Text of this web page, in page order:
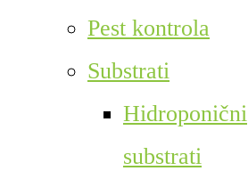
Pest kontrola
Substrati
Hidroponični
substrati